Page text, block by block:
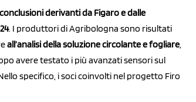
derivanti da Figaro e dalle
. I produttori di Agribologna sono risultati
all’analisi della soluzione circolante e fogliare
avere testato i più avanzati sensori sul
specifico, i soci coinvolti nel progetto Firo